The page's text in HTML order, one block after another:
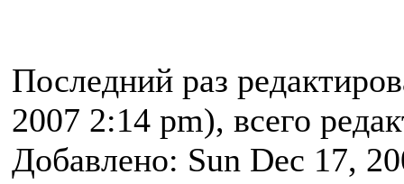
Последний раз
2007 2:14 pm), всего
Добавлено: Sun Dec 17,